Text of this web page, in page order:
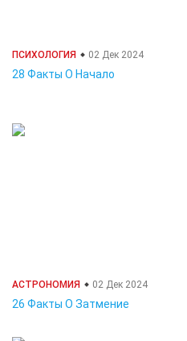
ПСИХОЛОГИЯ 02 Дек 2024
28 Факты О Начало
АСТРОНОМИЯ 02 Дек 2024
26 Факты О Затмение